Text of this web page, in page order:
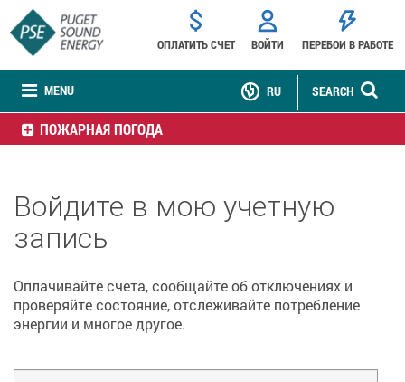
MENU
ОПЛАТИТЬ СЧЕТ ВОЙТИ ПЕРЕБОИ В РАБОТЕ
SEARCH
RU
ПОЖАРНАЯ ПОГОДА
Войдите в мою учетную
запись
Оплачивайте счета, сообщайте об отключениях и
проверяйте состояние, отслеживайте потребление
энергии и многое другое.